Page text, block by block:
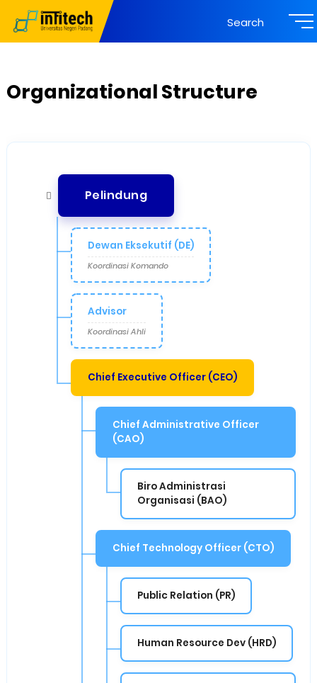
Search
Organizational Structure
Pelindung
Dewan Eksekutif (DE)
Koordinasi Komando
Advisor
Koordinasi Ahli
Chief Executive Officer (CEO)
Chief Administrative Officer
(CAO)
Biro Administrasi
Organisasi (BAO)
Chief Technology Officer (CTO)
Public Relation (PR)
Human Resource Dev (HRD)